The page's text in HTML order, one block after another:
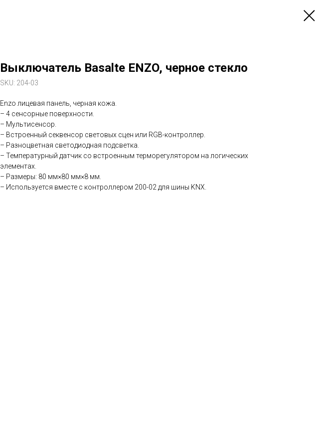
Выключатель Basalte ENZO, черное стекло
SKU: 204-03
Enzo лицевая панель, черная кожа.
– 4 сенсорные поверхности.
– Мультисенсор.
– Встроенный секвенсор световых сцен или RGB-контроллер.
– Разноцветная светодиодная подсветка.
– Температурный датчик со встроенным терморегулятором на логических
элементах.
– Размеры: 80 мм×80 мм×8 мм.
– Используется вместе с контроллером 200-02 для шины KNX.